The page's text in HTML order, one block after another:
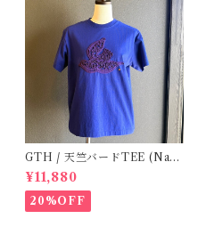
GTH / 天竺バードTEE (Navy
BL) / Size２
¥11,880
20%OFF